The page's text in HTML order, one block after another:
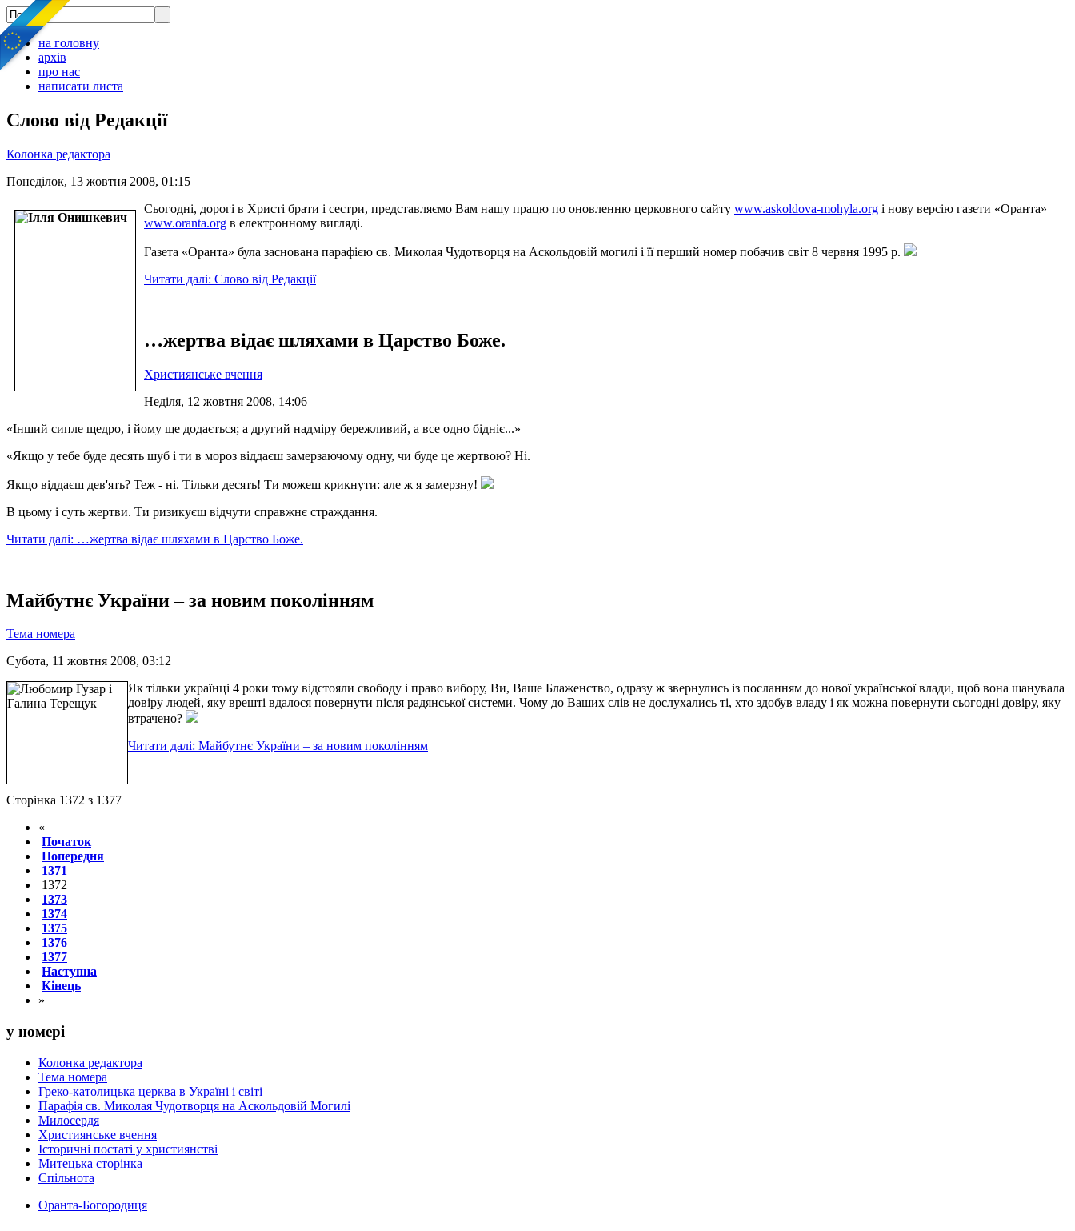
на головну
архів
про нас
написати листа
Слово від Редакції
Колонка редактора
Понеділок, 13 жовтня 2008, 01:15
Сьогодні, дорогі в Христі брати і сестри, представляємо Вам нашу працю по оновленню церковного сайту www.askoldova-mohyla.org і нову версію газети «Оранта»
www.oranta.org в електронному вигляді.
Газета «Оранта» була заснована парафією св. Миколая Чудотворця на Аскольдовій могилі і її перший номер побачив світ 8 червня 1995 р.
Читати далі: Слово від Редакції
…жертва відає шляхами в Царство Боже.
Християнське вчення
Неділя, 12 жовтня 2008, 14:06
«Інший сипле щедро, і йому ще додається; а другий надміру бережливий, а все одно бідніє...»
«Якщо у тебе буде десять шуб і ти в мороз віддаєш замерзаючому одну, чи буде це жертвою? Ні.
Якщо віддаєш дев'ять? Теж - ні. Тільки десять! Ти можеш крикнути: але ж я замерзну!
В цьому і суть жертви. Ти ризикуєш відчути справжнє страждання.
Читати далі: …жертва відає шляхами в Царство Боже.
Майбутнє України – за новим поколінням
Тема номера
Субота, 11 жовтня 2008, 03:12
Як тільки українці 4 роки тому відстояли свободу і право вибору, Ви, Ваше Блаженство, одразу ж звернулись із посланням до нової української влади, щоб вона шанувала
довіру людей, яку врешті вдалося повернути після радянської системи. Чому до Ваших слів не дослухались ті, хто здобув владу і як можна повернути сьогодні довіру, яку
втрачено?
Читати далі: Майбутнє України – за новим поколінням
Сторінка 1372 з 1377
«
Початок
Попередня
1371
1372
1373
1374
1375
1376
1377
Наступна
Кінець
»
у номері
Колонка редактора
Тема номера
Греко-католицька церква в Україні і світі
Парафія св. Миколая Чудотворця на Аскольдовій Могилі
Милосердя
Християнське вчення
Історичні постаті у християнстві
Митецька сторінка
Спільнота
Оранта-Богородиця